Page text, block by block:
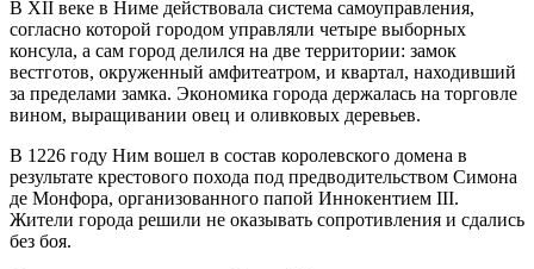
В XII веке в Ниме действовала система самоуправления,
согласно которой городом управляли четыре выборных
консула, а сам город делился на две территории: замок
вестготов, окруженный амфитеатром, и квартал, находивший
за пределами замка. Экономика города держалась на торговле
вином, выращивании овец и оливковых деревьев.
В 1226 году Ним вошел в состав королевского домена в
результате крестового похода под предводительством Симона
де Монфора, организованного папой Иннокентием III.
Жители города решили не оказывать сопротивления и сдались
без боя.